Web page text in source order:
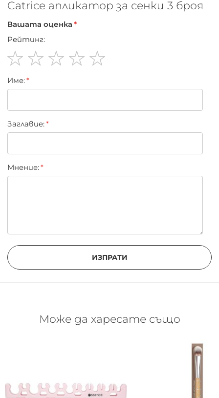
Catrice апликатор за сенки 3 броя
Вашата оценка
Рейтинг:
star
stars
stars
stars
stars
Име:
Заглавиe:
Мнение:
ИЗПРАТИ
Може да харесате също